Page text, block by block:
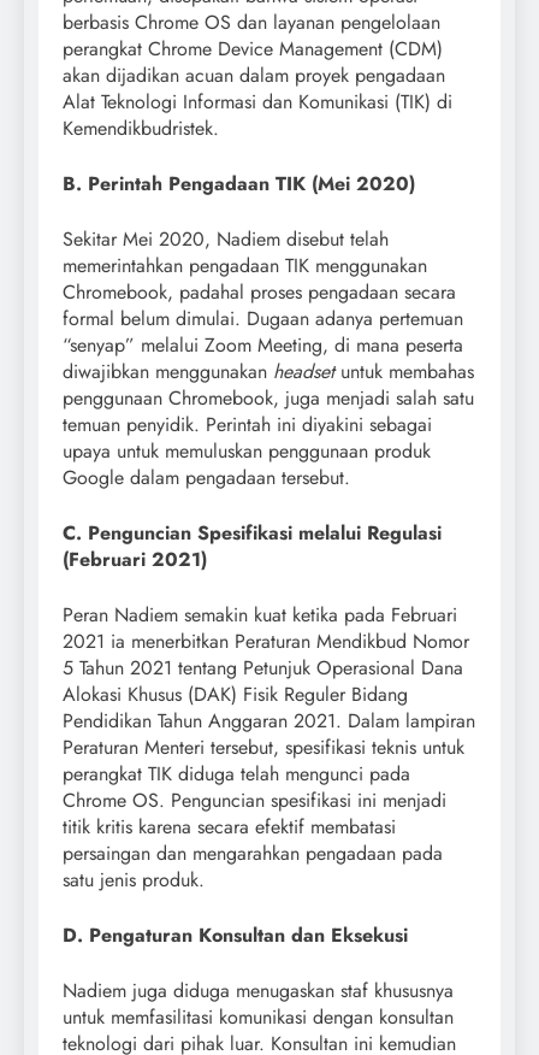
berbasis Chrome OS dan layanan pengelolaan
perangkat Chrome Device Management (CDM)
akan dijadikan acuan dalam proyek pengadaan
Alat Teknologi Informasi dan Komunikasi (TIK) di
Kemendikbudristek.
B. Perintah Pengadaan TIK (Mei 2020)
Sekitar Mei 2020, Nadiem disebut telah
memerintahkan pengadaan TIK menggunakan
Chromebook, padahal proses pengadaan secara
formal belum dimulai. Dugaan adanya pertemuan
“senyap” melalui Zoom Meeting, di mana peserta
diwajibkan menggunakan headsetuntuk membahas
penggunaan Chromebook, juga menjadi salah satu
temuan penyidik. Perintah ini diyakini sebagai
upaya untuk memuluskan penggunaan produk
Google dalam pengadaan tersebut.
C. Penguncian Spesifikasi melalui Regulasi
(Februari 2021)
Peran Nadiem semakin kuat ketika pada Februari
2021 ia menerbitkan Peraturan Mendikbud Nomor
5 Tahun 2021 tentang Petunjuk Operasional Dana
Alokasi Khusus (DAK) Fisik Reguler Bidang
Pendidikan Tahun Anggaran 2021. Dalam lampiran
Peraturan Menteri tersebut, spesifikasi teknis untuk
perangkat TIK diduga telah mengunci pada
Chrome OS. Penguncian spesifikasi ini menjadi
titik kritis karena secara efektif membatasi
persaingan dan mengarahkan pengadaan pada
satu jenis produk.
D. Pengaturan Konsultan dan Eksekusi
Nadiem juga diduga menugaskan staf khususnya
untuk memfasilitasi komunikasi dengan konsultan
teknologi dari pihak luar. Konsultan ini kemudian